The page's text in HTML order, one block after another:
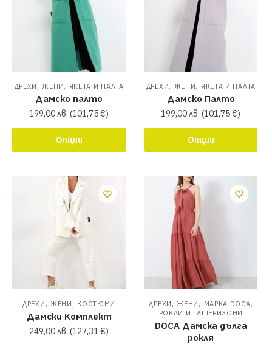
ДРЕХИ , ЖЕНИ, ЯКЕТА И ПАЛТА
Дамско палто
199,00лв. (101,75€)
Опции
ДРЕХИ, ЖЕНИ, ЯКЕТА И ПАЛТА
Дамско Палто
199,00лв. (101,75€)
Опции
ДРЕХИ , ЖЕНИ , КОСТЮМИ
Дамски Комплект
249,00лв. (127,31€)
ДРЕХИ , ЖЕНИ , МАРКА DOCA,
РОКЛИ И ГАЩЕРИЗОНИ
DOCA Дамска дълга
рокля